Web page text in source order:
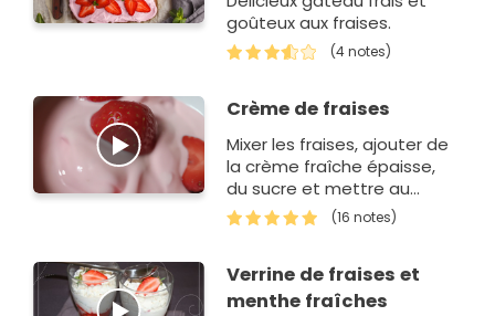
goûteux aux fraises.
(4 notes)
Crème de fraises
Mixer les fraises, ajouter de
la crème fraîche épaisse,
du sucre et mettre au
frais. C'est délicieux.
(16 notes)
Verrine de fraises et
menthe fraîches